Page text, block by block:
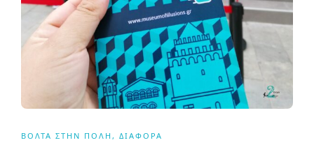
ΒΌΛΤΑ ΣΤΗΝ ΠΌΛΗ , ΔΙΆΦΟΡΑ